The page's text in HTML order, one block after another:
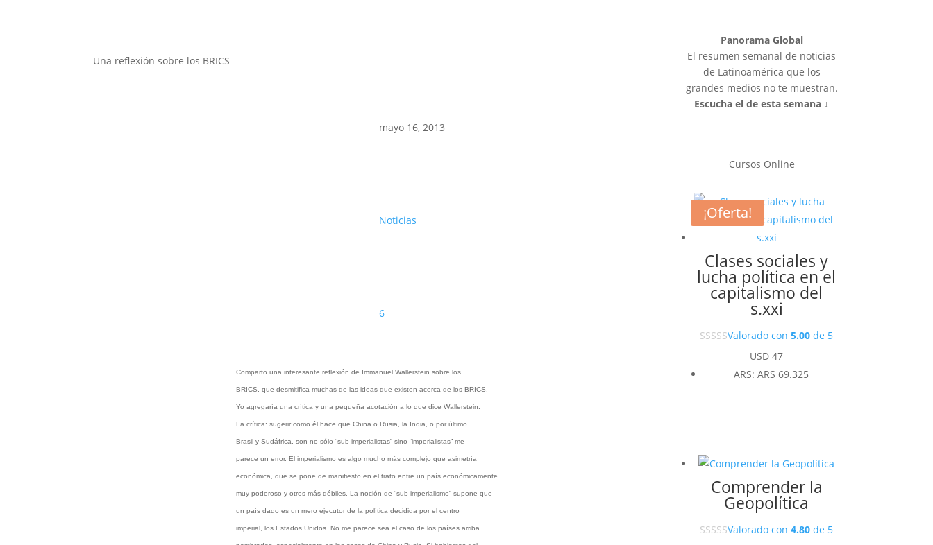
Una reflexión sobre los BRICS
mayo 16, 2013
Noticias
6
Comparto una interesante reflexión de Immanuel Wallerstein sobre los
BRICS, que desmitifica muchas de las ideas que existen acerca de los BRICS.
Yo agregaría una crítica y una pequeña acotación a lo que dice Wallerstein.
La crítica: sugerir como él hace que China o Rusia, la India, o por último
Brasil y Sudáfrica, son no sólo “sub-imperialistas” sino “imperialistas” me
parece un error. El imperialismo es algo mucho más complejo que asimetría
económica, que se pone de manifiesto en el trato entre un país económicamente
muy poderoso y otros más débiles. La noción de “sub-imperialismo” supone que
un país dado es un mero ejecutor de la política decidida por el centro
imperial, los Estados Unidos. No me parece sea el caso de los países arriba
Panorama Global
El resumen semanal de noticias
de Latinoamérica que los
grandes medios no te muestran.
Escucha el de esta semana ↓
Cursos Online
Clases sociales y
lucha política en el
capitalismo del
s.xxi
Valorado con5.00 de 5
USD 47
ARS:ARS 69.325
Comprender la
Geopolítica
Valorado con4.80 de 5
¡Oferta!